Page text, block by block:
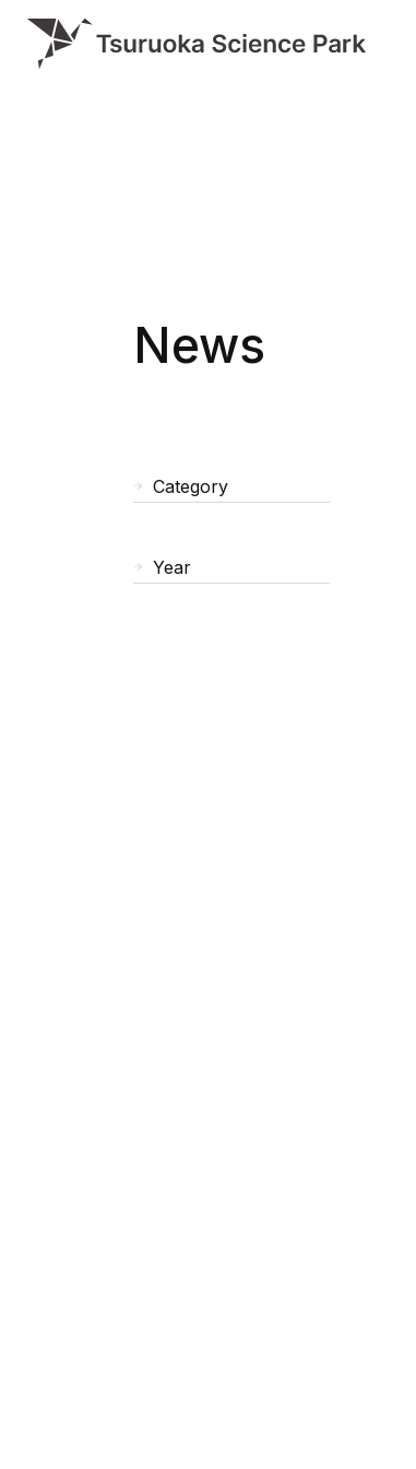
News
Category
Year